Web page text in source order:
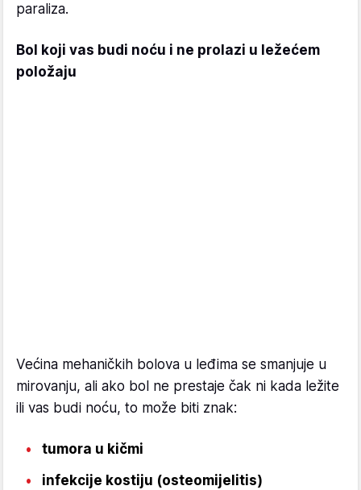
paraliza.
Bol koji vas budi noću i ne prolazi u ležećem
položaju
Većina mehaničkih bolova u leđima se smanjuje u
mirovanju, ali ako bol ne prestaje čak ni kada ležite
ili vas budi noću, to može biti znak:
tumora u kičmi
infekcije kostiju (osteomijelitis)